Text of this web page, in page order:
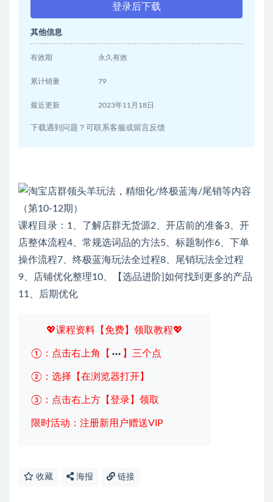
登录后下载
其他信息
有效期 永久有效
累计销量 79
最近更新 2023年11月18日
下载遇到问题？可联系客服或留言反馈
课程目录：1、了解店群无货源2、开店前的准备3、开
店整体流程4、常规选词品的方法5、标题制作6、下单
操作流程7、终极蓝海玩法全过程8、尾销玩法全过程
9、店铺优化整理10、【选品进阶]如何找到更多的产品
11、后期优化
💖课程资料【免费】领取教程💖
①：点击右上角【 】三个点
②：选择【在浏览器打开】
③：点击右上方【登录】领取
限时活动：注册新用户赠送VIP
收藏 海报 链接